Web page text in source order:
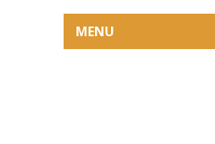
MENU